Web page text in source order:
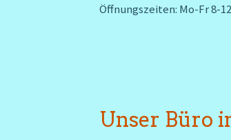
Öffnungszeiten: Mo-Fr 8-
Unser Büro